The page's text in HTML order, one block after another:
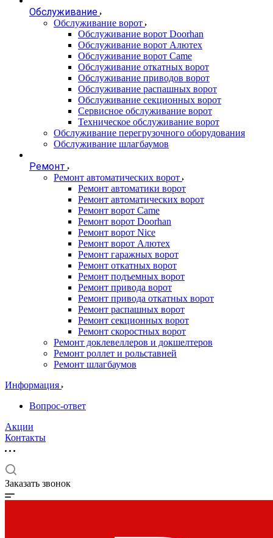
Обслуживание
Обслуживание ворот
Обслуживание ворот Doorhan
Обслуживание ворот Алютех
Обслуживание ворот Сame
Обслуживание откатных ворот
Обслуживание приводов ворот
Обслуживание распашных ворот
Обслуживание секционных ворот
Сервисное обслуживание ворот
Техническое обслуживание ворот
Обслуживание перегрузочного оборудования
Обслуживание шлагбаумов
Ремонт
Ремонт автоматических ворот
Ремонт автоматики ворот
Ремонт автоматических ворот
Ремонт ворот Came
Ремонт ворот Doorhan
Ремонт ворот Nice
Ремонт ворот Алютех
Ремонт гаражных ворот
Ремонт откатных ворот
Ремонт подъемных ворот
Ремонт привода ворот
Ремонт привода откатных ворот
Ремонт распашных ворот
Ремонт секционных ворот
Ремонт скоростных ворот
Ремонт доклевеллеров и докшелтеров
Ремонт роллет и рольставней
Ремонт шлагбаумов
Информация
Вопрос-ответ
Акции
Контакты
Заказать звонок